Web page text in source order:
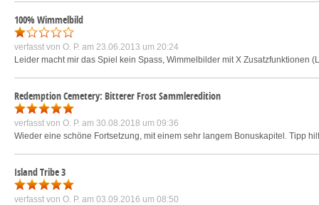
100% Wimmelbild
verfasst von O. P. am 23.06.2013 um 20:24
Leider macht mir das Spiel kein Spass, Wimmelbilder mit X
Redemption Cemetery: Bitterer Frost Sammleredition
verfasst von O. P. am 30.08.2018 um 09:36
Wieder eine schöne Fortsetzung, mit einem sehr langem Bonuskapitel. Tipp
Island Tribe 3
verfasst von O. P. am 03.09.2016 um 08:50